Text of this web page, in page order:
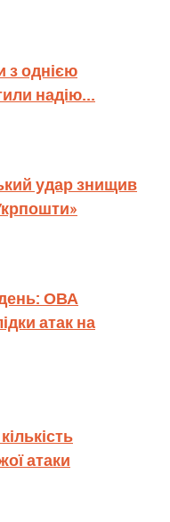
з однією
надію...
удар знищив
день: ОВА
атак на
атаки